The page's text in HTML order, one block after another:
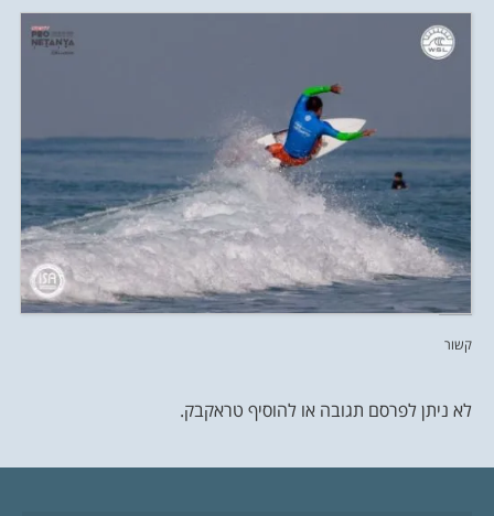
קשור
לא ניתן לפרסם תגובה או להוסיף טראקבק.